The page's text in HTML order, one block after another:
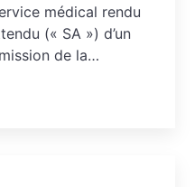
médical rendu
(« SA ») d’un
de la…